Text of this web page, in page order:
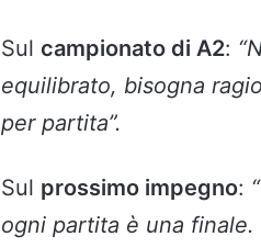
Sul campionato di A2:
equilibrato, bisogna
per partita”.
Sul prossimo impegno:
ogni partita è una